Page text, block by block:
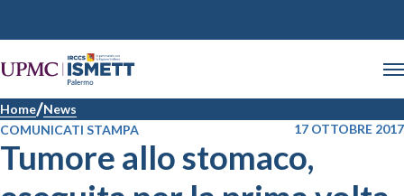
Home News
COMUNICATI STAMPA
17 OTTOBRE 2017
Tumore allo stomaco,